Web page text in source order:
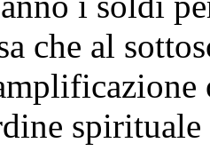
che al
spirituale